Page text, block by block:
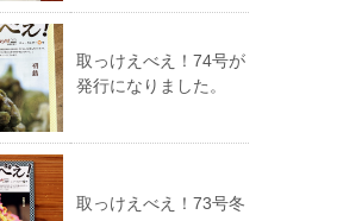
取っけえべえ！74号が
発行になりました。
取っけえべえ！73号冬